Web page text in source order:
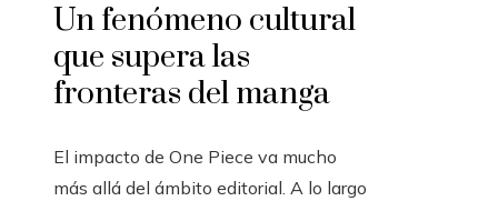
Un fenómeno cultural
que supera las
fronteras del manga
El impacto de One Piece va mucho
más allá del ámbito editorial. A lo largo